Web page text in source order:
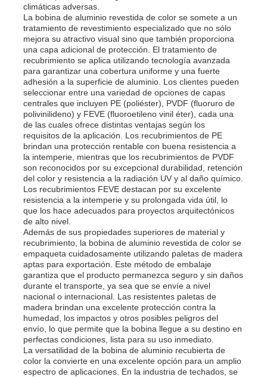
En casa.
Productos
Sobre nosotros
Visita a la fábrica
Control de calidad
Contacta con nosotros
Noticias
Casos
Solicitar una cita
Rollo de lámina de aluminio
climáticas adversas.
La bobina de aluminio revestida de color se somete a un
tratamiento de revestimiento especializado que no sólo
mejora su atractivo visual sino que también proporciona
una capa adicional de protección. El tratamiento de
recubrimiento se aplica utilizando tecnología avanzada
para garantizar una cobertura uniforme y una fuerte
adhesión a la superficie de aluminio. Los clientes pueden
seleccionar entre una variedad de opciones de capas
centrales que incluyen PE (poliéster), PVDF (fluoruro de
polivinilideno) y FEVE (fluoroetileno vinil éter), cada una
de las cuales ofrece distintas ventajas según los
requisitos de la aplicación. Los recubrimientos de PE
brindan una protección rentable con buena resistencia a
la intemperie, mientras que los recubrimientos de PVDF
son reconocidos por su excepcional durabilidad, retención
del color y resistencia a la radiación UV y al daño químico.
Los recubrimientos FEVE destacan por su excelente
resistencia a la intemperie y su prolongada vida útil, lo
que los hace adecuados para proyectos arquitectónicos
de alto nivel.
Además de sus propiedades superiores de material y
recubrimiento, la bobina de aluminio revestida de color se
empaqueta cuidadosamente utilizando paletas de madera
aptas para exportación. Este método de embalaje
garantiza que el producto permanezca seguro y sin daños
durante el transporte, ya sea que se envíe a nivel
nacional o internacional. Las resistentes paletas de
madera brindan una excelente protección contra la
humedad, los impactos y otros posibles peligros del
envío, lo que permite que la bobina llegue a su destino en
perfectas condiciones, lista para su uso inmediato.
La versatilidad de la bobina de aluminio recubierta de
color la convierte en una excelente opción para un amplio
espectro de aplicaciones. En la industria de techados, se